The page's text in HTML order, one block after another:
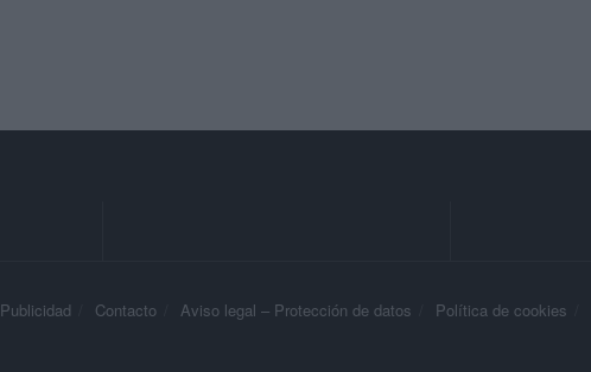
Publicidad Contacto Aviso legal – Protección de datos Política de cookies